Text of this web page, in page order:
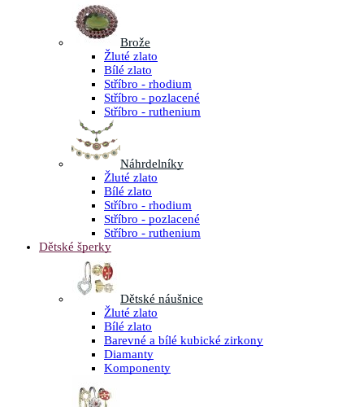
Brože
Žluté zlato
Bílé zlato
Stříbro - rhodium
Stříbro - pozlacené
Stříbro - ruthenium
Náhrdelníky
Žluté zlato
Bílé zlato
Stříbro - rhodium
Stříbro - pozlacené
Stříbro - ruthenium
Dětské šperky
Dětské náušnice
Žluté zlato
Bílé zlato
Barevné a bílé kubické zirkony
Diamanty
Komponenty